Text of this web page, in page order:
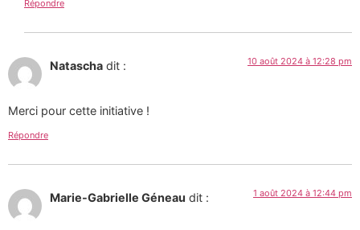
Répondre
Natascha dit : 10 août 2024 à 12:28 pm
Merci pour cette initiative !
Répondre
Marie-Gabrielle Géneau dit : 1 août 2024 à 12:44 pm